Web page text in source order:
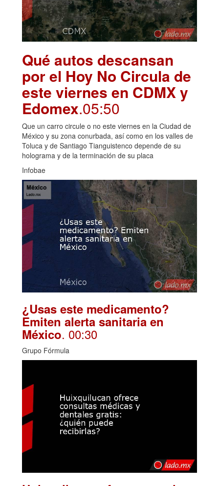
Qué autos descansan
por el Hoy No Circula de
este viernes en CDMX y
Edomex.05:50
Que un carro circule o no este viernes en la Ciudad de
México y su zona conurbada, así como en los valles de
Toluca y de Santiago Tianguistenco depende de su
holograma y de la terminación de su placa
Infobae
¿Usas este medicamento?
Emiten alerta sanitaria en
México. 00:30
Grupo Fórmula